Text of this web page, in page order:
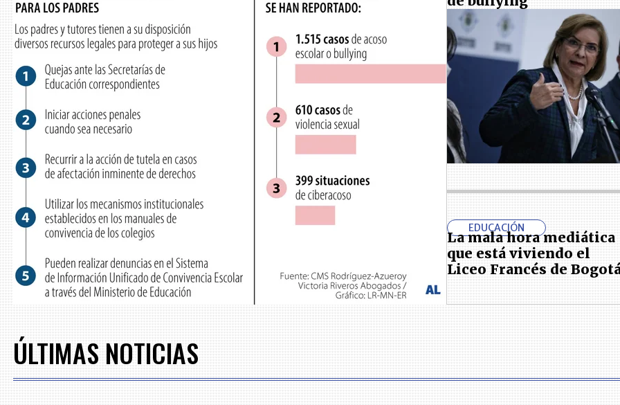
EDUCACIÓN
La mala hora mediática
que está viviendo el
Liceo Francés de
ÚLTIMAS NOTICIAS